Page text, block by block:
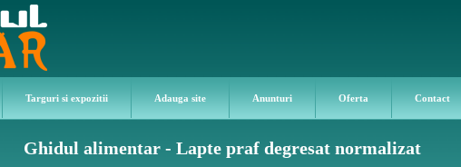
Targuri si expozitii Adauga site Anunturi Oferta Contact
Ghidul alimentar - Lapte praf degresat normalizat